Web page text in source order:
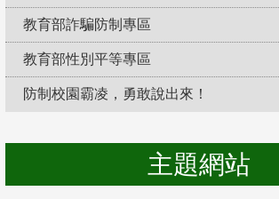
教育部詐騙防制專區
教育部性別平等專區
防制校園霸凌，勇敢說出來！
主題網站